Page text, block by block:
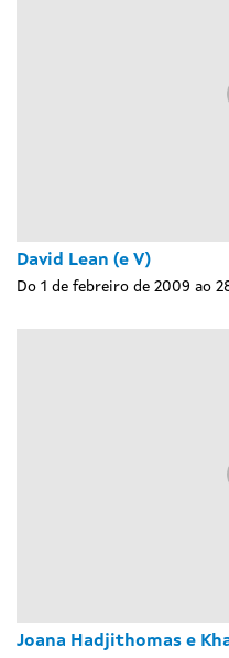
David Lean (e V)
Do 1 de febreiro de 2009 ao
Joana Hadjithomas e